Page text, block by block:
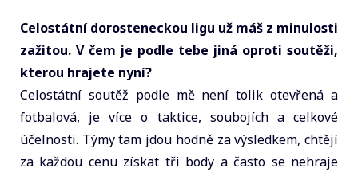
Celostátní dorosteneckou ligu už máš z minulosti
zažitou. V čem je podle tebe jiná oproti soutěži,
kterou hrajete nyní?
Celostátní soutěž podle mě není tolik otevřená a
fotbalová, je více o taktice, soubojích a celkové
účelnosti. Týmy tam jdou hodně za výsledkem, chtějí
za každou cenu získat tři body a často se nehraje